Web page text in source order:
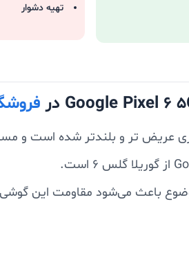
تهیه دشوار
قبلی خود مقداری عریض تر و بلندتر